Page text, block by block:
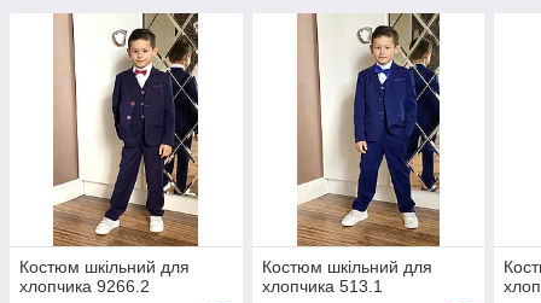
Костюм шкільний для
хлопчика 9266.2
Костюм шкільний для
хлопчика 513.1